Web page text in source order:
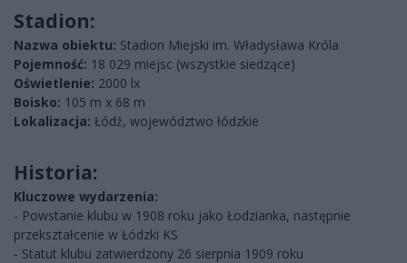
Stadion:
Nazwa obiektu: Stadion Miejski im. Władysława Króla
Pojemność: 18 029 miejsc (wszystkie siedzące)
Oświetlenie: 2000 lx
Boisko: 105 m x 68 m
Lokalizacja: Łódź, województwo łódzkie
Historia:
Kluczowe wydarzenia:
- Powstanie klubu w 1908 roku jako Łodzianka, następnie
przekształcenie w Łódzki KS
- Statut klubu zatwierdzony 26 sierpnia 1909 roku